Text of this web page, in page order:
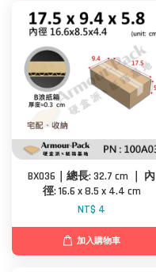
BX036｜總長: 32.7 cm ｜ 內
徑: 16.6 x 8.5 x 4.4 cm
NT$ 4
加入購物車